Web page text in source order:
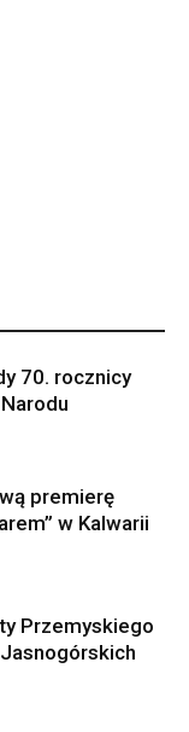
70. rocznicy
premierę
w Kalwarii
Przemyskiego